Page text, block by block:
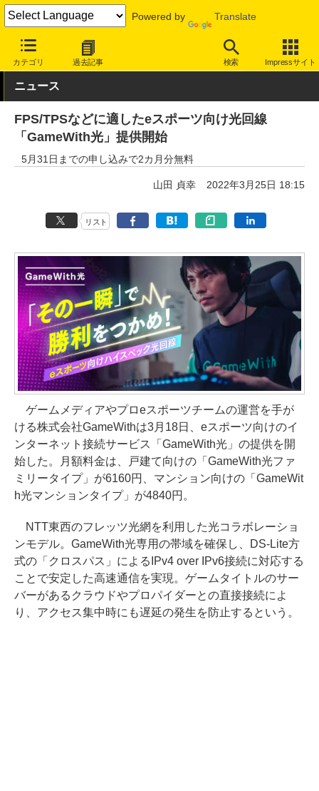
Powered by Translate
カテゴリ 過去記事 検索 Impressサイト
INTERNET Watch サービス/ソフト ISP
ニュース
FPS/TPSなどに適したeスポーツ向け光回線
「GameWith光」提供開始
5月31日までの申し込みで2カ月分無料
山田 貞幸 2022年3月25日 18:15
リスト
ゲームメディアやプロeスポーツチームの運営を手が
ける株式会社GameWithは3月18日、eスポーツ向けのイ
ンターネット接続サービス「GameWith光」の提供を開
始した。月額料金は、戸建て向けの「GameWith光ファ
ミリータイプ」が6160円、マンション向けの「GameWit
h光マンションタイプ」が4840円。
NTT東西のフレッツ光網を利用した光コラボレーショ
ンモデル。GameWith光専用の帯域を確保し、DS-Lite方
式の「クロスパス」によるIPv4 over IPv6接続に対応する
ことで安定した高速通信を実現。ゲームタイトルのサー
バーがあるクラウドやプロパイダーとの直接接続によ
り、アクセス集中時にも遅延の発生を防止するという。